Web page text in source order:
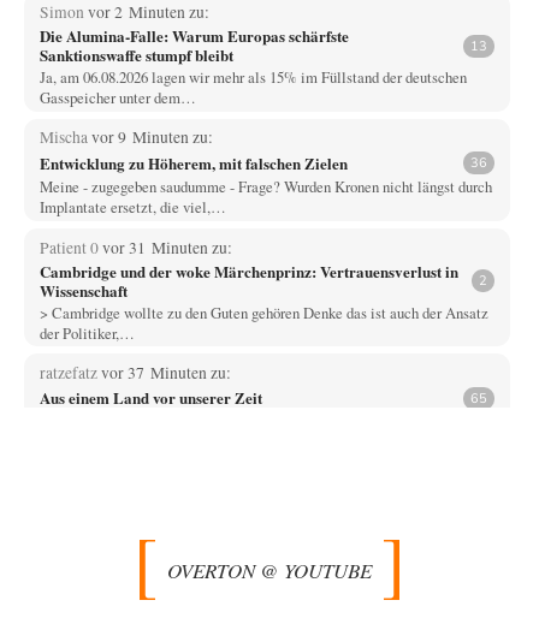
Simon vor 2 Minuten zu:
Die Alumina-Falle: Warum Europas schärfste
Sanktionswaffe stumpf bleibt
13
Ja, am 06.08.2026 lagen wir mehr als 15% im Füllstand der deutschen
Gasspeicher unter dem…
Mischavor 9 Minuten zu:
Entwicklung zu Höherem, mit falschen Zielen 36
Meine - zugegeben saudumme - Frage? Wurden Kronen nicht längst durch
Implantate ersetzt, die viel,…
Patient 0vor 31 Minuten zu:
Cambridge und der woke Märchenprinz: Vertrauensverlust in
Wissenschaft
2
> Cambridge wollte zu den Guten gehören Denke das ist auch der Ansatz
der Politiker,…
ratzefatzvor 37 Minuten zu:
Aus einem Land vor unserer Zeit 65
vor 2 Stunden zu:
OVERTON @ YOUTUBE